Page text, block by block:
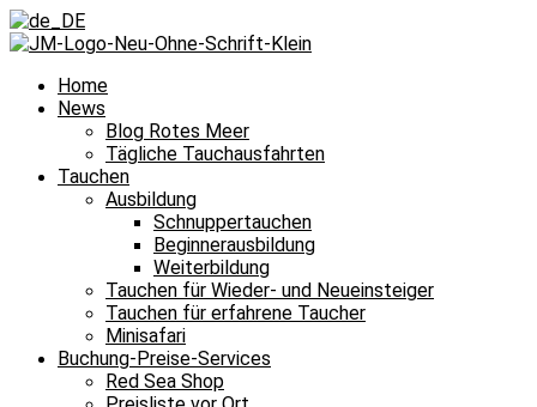
Home
News
Blog Rotes Meer
Tägliche Tauchausfahrten
Tauchen
Ausbildung
Schnuppertauchen
Beginnerausbildung
Weiterbildung
Tauchen für Wieder- und Neueinsteiger
Tauchen für erfahrene Taucher
Minisafari
Buchung-Preise-Services
Red Sea Shop